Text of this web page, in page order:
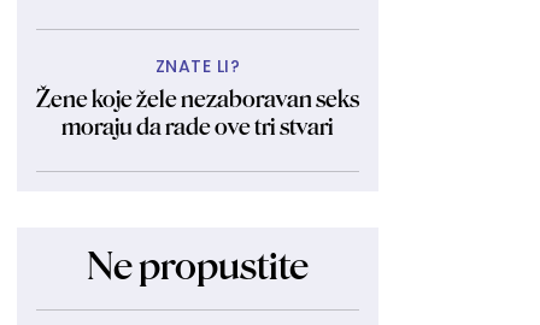
ZNATE LI?
Žene koje žele nezaboravan seks
moraju da rade ove tri stvari
Ne propustite